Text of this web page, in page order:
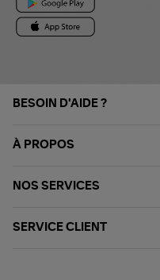
BESOIN D'AIDE ?
À PROPOS
NOS SERVICES
SERVICE CLIENT